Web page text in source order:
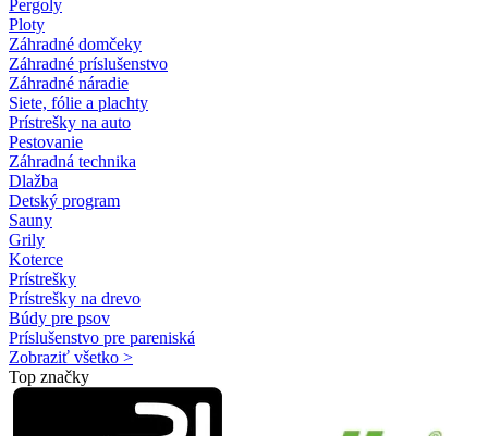
Pergoly
Ploty
Záhradné domčeky
Záhradné príslušenstvo
Záhradné náradie
Siete, fólie a plachty
Prístrešky na auto
Pestovanie
Záhradná technika
Dlažba
Detský program
Sauny
Grily
Koterce
Prístrešky
Prístrešky na drevo
Búdy pre psov
Príslušenstvo pre pareniská
Zobraziť všetko >
Top značky